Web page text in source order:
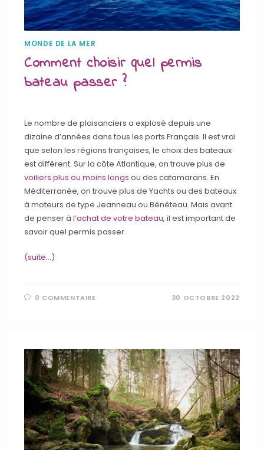
MONDE DE LA MER
Comment choisir quel permis
bateau passer ?
Le nombre de plaisanciers a explosé depuis une
dizaine d’années dans tous les ports Français. Il est vrai
que selon les régions françaises, le choix des bateaux
est différent. Sur la côte Atlantique, on trouve plus de
voiliers plus ou moins longs ou des catamarans. En
Méditerranée, on trouve plus de Yachts ou des bateaux
à moteurs de type Jeanneau ou Bénéteau. Mais avant
de penser àl’achat de votre bateau, il est important de
savoir quel permis passer.
(suite…)
0 COMMENTAIRE 30 OCTOBRE 2022